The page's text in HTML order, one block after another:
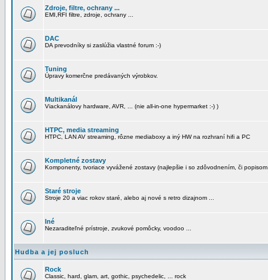
Zdroje, filtre, ochrany ...
EMI,RFI filtre, zdroje, ochrany ...
DAC
DA prevodníky si zaslúžia vlastné forum :-)
Tuning
Úpravy komerčne predávaných výrobkov.
Multikanál
Viackanálovy hardware, AVR, ... (nie all-in-one hypermarket :-) )
HTPC, media streaming
HTPC, LAN AV streaming, rôzne mediaboxy a iný HW na rozhraní hifi a PC
Kompletné zostavy
Komponenty, tvoriace vyvážené zostavy (najlepšie i so zdôvodnením, či
Staré stroje
Stroje 20 a viac rokov staré, alebo aj nové s retro dizajnom ...
Iné
Nezaraditeľné prístroje, zvukové pomôcky, voodoo ...
Hudba a jej posluch
Rock
Classic, hard, glam, art, gothic, psychedelic, ... rock